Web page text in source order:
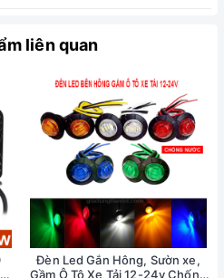
liên quan
Đèn Led Gắn Hông, Sườn xe,
Gầm Ô Tô Xe Tải 12-24v Chống